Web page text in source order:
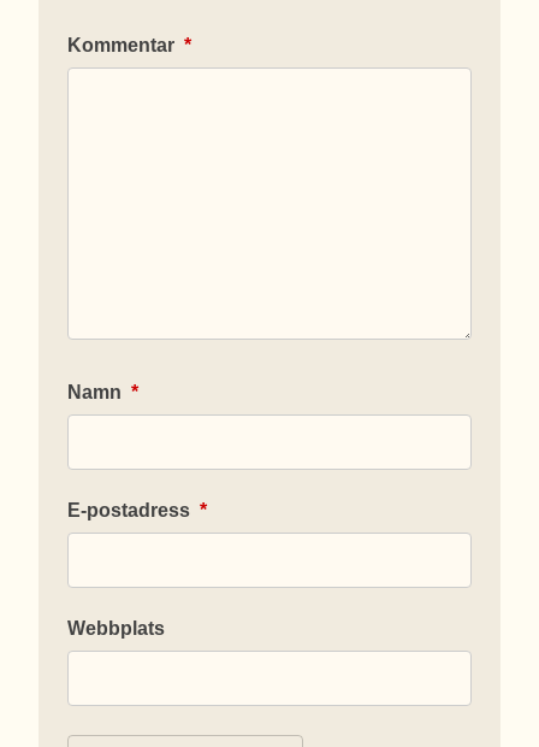
Kommentar *
Namn *
E-postadress *
Webbplats